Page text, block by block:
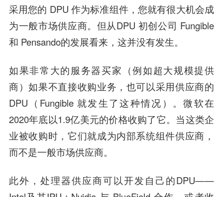
采用您的 DPU 作为标准组件，您就有很大机会成
为一般市场供应商。但从DPU 初创公司 Fungible
和 Pensando的发展看来，这并没有发生。
如果非常大的服务器买家（例如超大规模提供
商）如果不直接收购业务，也可以采用供应商的
DPU（Fungible 就发生了这种情况）。微软在
2020年底以1.9亿美元的价格收购了它。当这类企
业被收购时，它们就成为内部系统组件供应商，
而不是一般市场供应商。
此外，处理器供应商可以开发自己的DPU——